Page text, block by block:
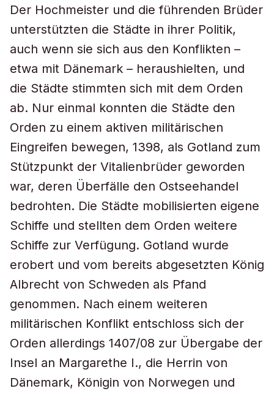
Der Hochmeister und die führenden Brüder
unterstützten die Städte in ihrer Politik,
auch wenn sie sich aus den Konflikten –
etwa mit Dänemark – heraushielten, und
die Städte stimmten sich mit dem Orden
ab. Nur einmal konnten die Städte den
Orden zu einem aktiven militärischen
Eingreifen bewegen, 1398, als Gotland zum
Stützpunkt der Vitalienbrüder geworden
war, deren Überfälle den Ostseehandel
bedrohten. Die Städte mobilisierten eigene
Schiffe und stellten dem Orden weitere
Schiffe zur Verfügung. Gotland wurde
erobert und vom bereits abgesetzten König
Albrecht von Schweden als Pfand
genommen. Nach einem weiteren
militärischen Konflikt entschloss sich der
Orden allerdings 1407/08 zur Übergabe der
Insel an Margarethe I., die Herrin von
Dänemark, Königin von Norwegen und